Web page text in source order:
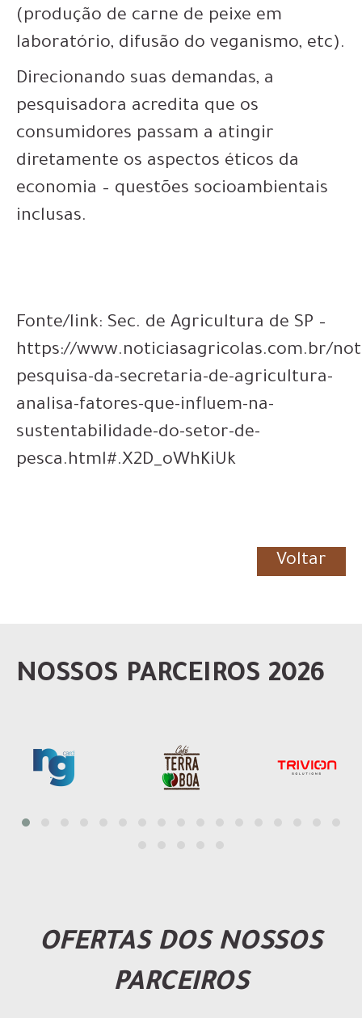
(produção de carne de peixe em
laboratório, difusão do veganismo, etc).
Direcionando suas demandas, a
pesquisadora acredita que os
consumidores passam a atingir
diretamente os aspectos éticos da
economia – questões socioambientais
inclusas.
Fonte/link: Sec. de Agricultura de SP –
https://www.noticiasagricolas.com.br/
pesquisa-da-secretaria-de-agricultura-
analisa-fatores-que-influem-na-
sustentabilidade-do-setor-de-
pesca.html#.X2D_oWhKiUk
Voltar
NOSSOS PARCEIROS 2026
OFERTAS DOS NOSSOS
PARCEIROS